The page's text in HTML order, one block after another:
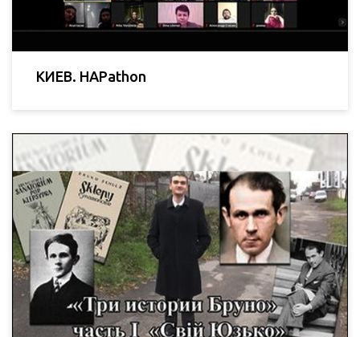
КИЕВ. HAPathon